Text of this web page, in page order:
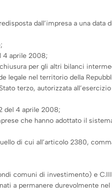
dall’impresa a una data
4 aprile 2008;
per gli altri bilanci
legale nel territorio della
terzo, autorizzata
del 4 aprile 2008;
che hanno adottato il
di cui all’articolo 2380,
comuni di investimento) e
a permanere durevolmente nel